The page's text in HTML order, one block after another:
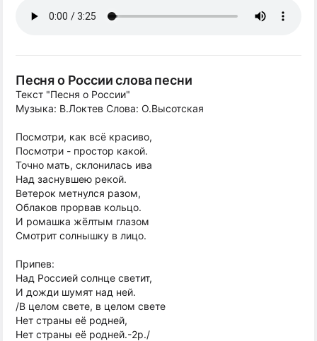
Песня о России слова песни
Текст "Песня о России"
Музыка: В.Локтев Слова: О.Высотская
Посмотри, как всё красиво,
Посмотри - простор какой.
Точно мать, склонилась ива
Над заснувшею рекой.
Ветерок метнулся разом,
Облаков прорвав кольцо.
И ромашка жёлтым глазом
Смотрит солнышку в лицо.
Припев:
Над Россией солнце светит,
И дожди шумят над ней.
/В целом свете, в целом свете
Нет страны её родней,
Нет страны её родней.-2р./